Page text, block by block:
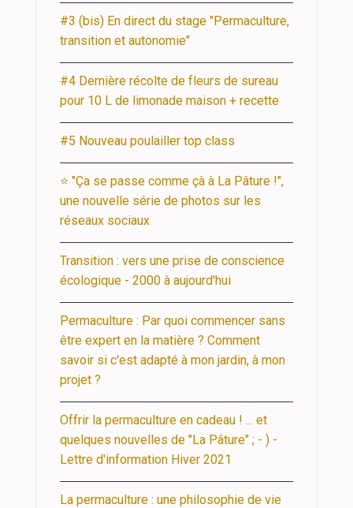
#3 (bis) En direct du stage "Permaculture,
transition et autonomie"
#4 Dernière récolte de fleurs de sureau
pour 10 L de limonade maison + recette
#5 Nouveau poulailler top class
⭐ "Ça se passe comme çà à La Pâture !",
une nouvelle série de photos sur les
réseaux sociaux
Transition : vers une prise de conscience
écologique - 2000 à aujourd'hui
Permaculture : Par quoi commencer sans
être expert en la matière ? Comment
savoir si c'est adapté à mon jardin, à mon
projet ?
Offrir la permaculture en cadeau ! ... et
quelques nouvelles de "La Pâture" ; - ) -
Lettre d'information Hiver 2021
La permaculture : une philosophie de vie